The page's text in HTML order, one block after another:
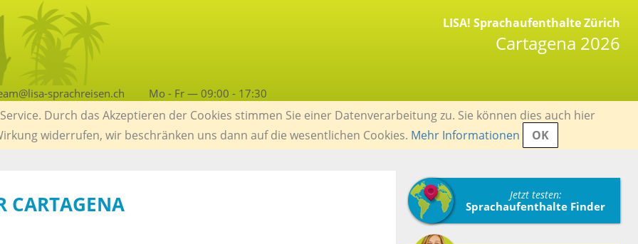
LISA! Sprachaufenthalte Zürich
Cartagena 2026
sprachreisen.ch Mo - Fr — 09:00 - 17:30
Durch das Akzeptieren der Cookies stimmen Sie einer Datenverarbeitung zu. Sie können dies auch hier
widerrufen, wir beschränken uns dann auf die wesentlichen Cookies. Mehr Informationen OK
CARTAGENA Jetzt testen:
Sprachaufenthalte Finder